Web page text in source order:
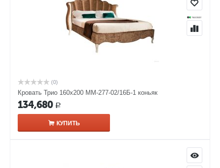
(0)
Кровать Трио 160х200 ММ-277-02/16Б-1 коньяк
134,680 Р
КУПИТЬ